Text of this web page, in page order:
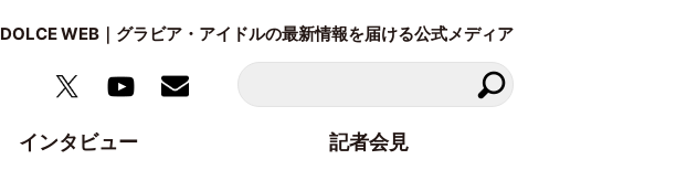
DOLCE WEB｜グラビア・アイドルの最新情報を届ける公式メディア
インタビュー 記者会見